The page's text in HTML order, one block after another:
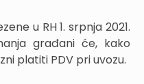
u RH 1. srpnja 2021.
građani će, kako
platiti PDV pri uvozu.